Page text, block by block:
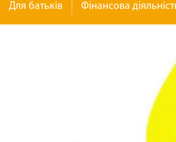
Для батьків Фінансова